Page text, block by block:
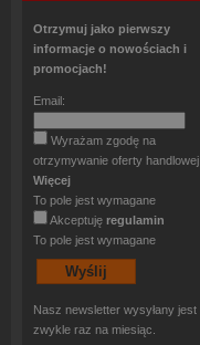
Otrzymuj jako pierwszy
informacje o nowościach i
promocjach!
Email:
Wyrażam zgodę na
otrzymywanie oferty handlowej.
Więcej
To pole jest wymagane
Akceptuję regulamin
To pole jest wymagane
Nasz newsletter wysyłany jest
zwykle raz na miesiąc.